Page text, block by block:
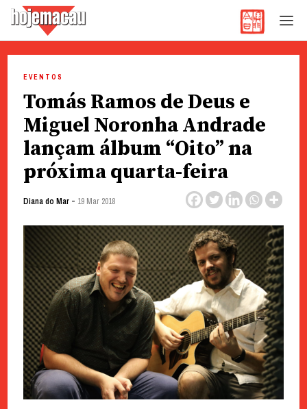
content
EVENTOS
Tomás Ramos de Deus e
Miguel Noronha Andrade
lançam álbum “Oito” na
próxima quarta-feira
Diana do Mar- 19 Mar 2018